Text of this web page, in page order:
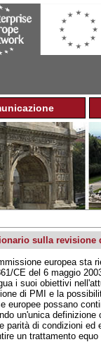
sulla revisione
europea sta
CE del 6 maggio
i suoi obiettivi
di PMI e la
europee possano
un'unica
parità di condizioni ed
un trattamento